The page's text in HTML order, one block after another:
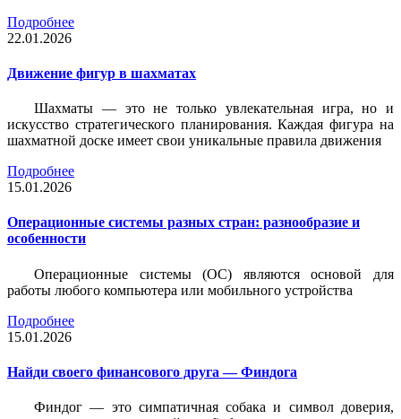
Подробнее
22.01.2026
Движение фигур в шахматах
Шахматы — это не только увлекательная игра, но и
искусство стратегического планирования. Каждая фигура на
шахматной доске имеет свои уникальные правила движения
Подробнее
15.01.2026
Операционные системы разных стран: разнообразие и
особенности
Операционные системы (ОС) являются основой для
работы любого компьютера или мобильного устройства
Подробнее
15.01.2026
Найди своего финансового друга — Финдога
Финдог — это симпатичная собака и символ доверия,